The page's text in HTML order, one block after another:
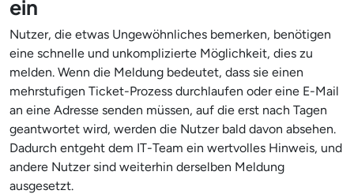
ein
Nutzer, die etwas Ungewöhnliches bemerken, benötigen
eine schnelle und unkomplizierte Möglichkeit, dies zu
melden. Wenn die Meldung bedeutet, dass sie einen
mehrstufigen Ticket-Prozess durchlaufen oder eine E-Mail
an eine Adresse senden müssen, auf die erst nach Tagen
geantwortet wird, werden die Nutzer bald davon absehen.
Dadurch entgeht dem IT-Team ein wertvolles Hinweis, und
andere Nutzer sind weiterhin derselben Meldung
ausgesetzt.